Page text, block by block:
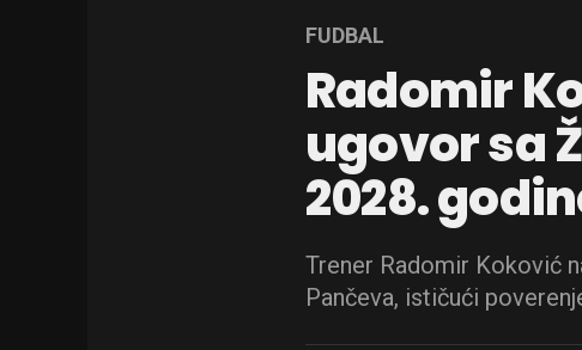
FUDBAL
Radomir
ugovor sa
2028.
Trener Radomir Koković
Pančeva, ističući